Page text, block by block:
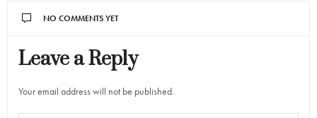
NO COMMENTS YET
Leave a Reply
Your email address will not be published.